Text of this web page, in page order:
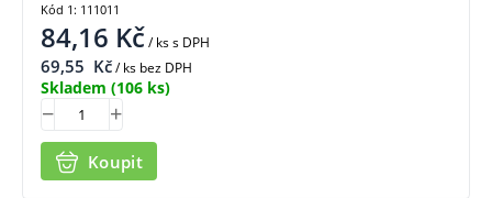
84,16 Kč/ kss DPH
69,55 Kč/ ks bez DPH
Skladem (106 ks)
Koupit
Kód 1: 111011